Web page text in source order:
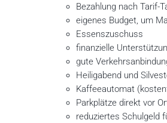
Bezahlung nach Tarif-
eigenes Budget, um
Essenszuschuss
finanzielle
gute
Heiligabend und
Kaffeeautomat
Parkplätze direkt vor
reduziertes Schulgeld